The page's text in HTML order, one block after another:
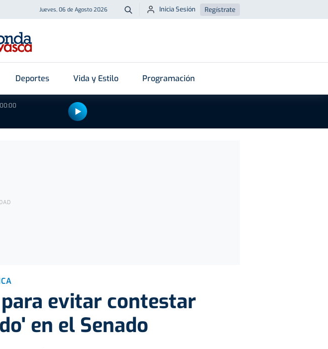
Jueves, 06 de Agosto 2026 Buscar
Inicia Sesión Regístrate
Deportes Vida y Estilo Programación
evitar contestar
en el Senado